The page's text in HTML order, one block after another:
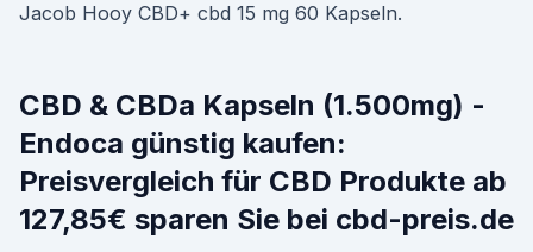
Jacob Hooy CBD+ cbd 15 mg 60 Kapseln.
CBD & CBDa Kapseln (1.500mg) -
Endoca günstig kaufen:
Preisvergleich für CBD Produkte ab
127,85€ sparen Sie bei cbd-preis.de